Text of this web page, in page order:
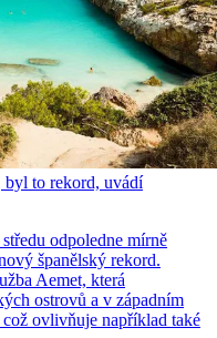
byl to rekord, uvádí
odpoledne mírně
španělský rekord.
Aemet, která
ostrovů a v západním
což ovlivňuje například také